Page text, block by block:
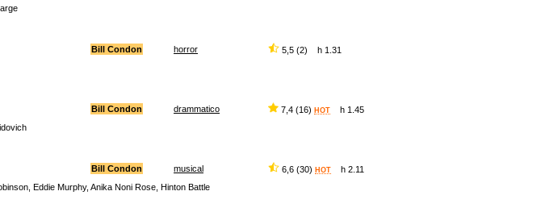
Bill Condon horror
5,5 (2) h 1.31
Bill Condon drammatico 7,4 (16) HOT h 1.45
Bill Condon musical 6,6 (30) HOT h 2.11
Eddie Murphy, Anika Noni Rose, Hinton Battle